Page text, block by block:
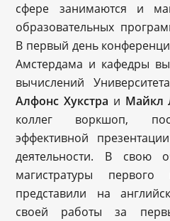
сфере занимаются и
образовательных
В первый день
Амстердама и кафедры
вычислений
Алфонс Хукстра и Майкл
коллег воркшоп,
эффективной
деятельности. В свою
магистратуры
представили на
своей работы за